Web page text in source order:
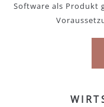
Software als Produkt